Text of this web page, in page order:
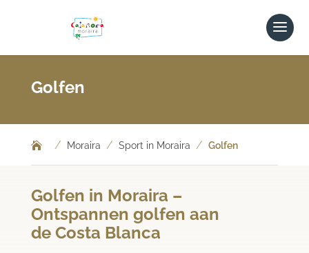
Golfen
/ Moraira / Sport in Moraira / Golfen
Golfen in Moraira –
Ontspannen golfen aan
de Costa Blanca